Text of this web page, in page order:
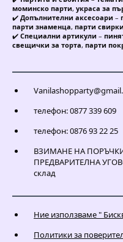
моминско парти, украса за
✔️ Допълнителни аксесоари –
парти знаменца, парти свирки
✔️ Специални артикули –
свещички за торта, парти
телефон: 0877 339 609
телефон: 0876 93 22 25
ВЗИМАНЕ НА
ПРЕДВАРИТЕЛНА
склад
Ние използваме "
Политики за